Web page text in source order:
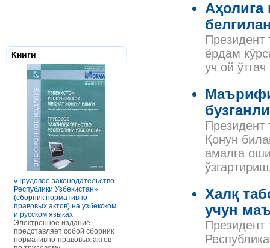
Книги
«Трудовое законодательство
Республики Узбекистан»
(сборник нормативно-
правовых актов) на узбекском
и русском языках
Электронное издание
представляет собой сборник
нормативно-правовых актов
В книге рассмотрены вопросы
оплаты труда отдельных
отдельных сферах и случаях.
Налоговое
Сборник
по сути
сборник
правовых
Узбекистан.
законы,
Аҳолига
Президент
ёрдам
уч ой
Президент
Қонун
амалга
Халқ
учун
Президент